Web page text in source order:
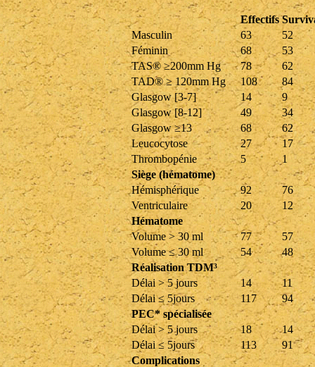
Effectifs
Masculin
63
52
Féminin
68
53
TAS® ≥200mm Hg
78
62
TAD® ≥ 120mm Hg
108
84
Glasgow [3-7]
14
9
Glasgow [8-12]
49
34
Glasgow ≥13
68
62
Leucocytose
27
17
Thrombopénie
5
1
Siège (hématome)
Hémisphérique
92
76
Ventriculaire
20
12
Hématome
Volume > 30 ml
77
57
Volume ≤ 30 ml
54
48
Réalisation TDM³
Délai > 5 jours
14
11
Délai ≤ 5jours
117
94
PEC* spécialisée
Délai > 5 jours
18
14
Délai ≤ 5jours
113
91
Complications